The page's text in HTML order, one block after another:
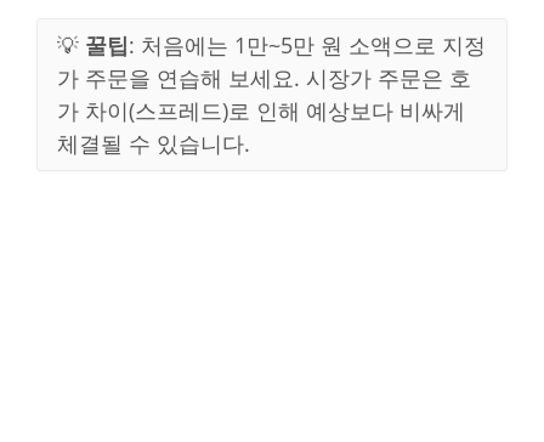
💡 꿀팁: 처음에는 1만~5만 원 소액으로 지정
가 주문을 연습해 보세요. 시장가 주문은 호
가 차이(스프레드)로 인해 예상보다 비싸게
체결될 수 있습니다.